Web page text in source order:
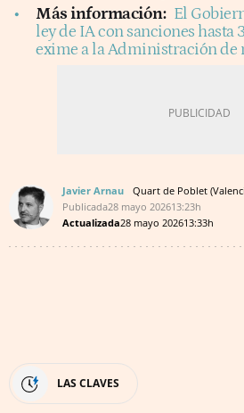
Más información: El
ley de IA con sanciones hasta
exime a la Administración de
Javier Arnau
Quart de Poblet
Publicada28 mayo 202613:23h
Actualizada28 mayo 202613:33h
LAS CLAVES